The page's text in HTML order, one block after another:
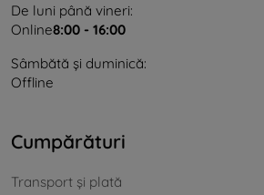
De luni până vineri:
Online8:00 - 16:00
Sâmbătă și duminică:
Offline
Cumpărături
Transport și plată